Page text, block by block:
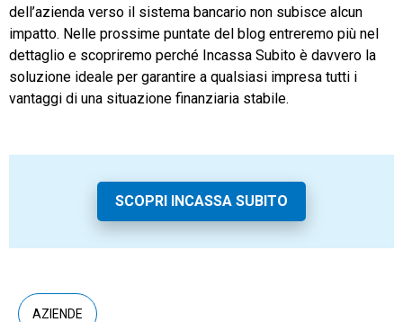
dell’azienda verso il sistema bancario non subisce alcun
impatto. Nelle prossime puntate del blog entreremo più nel
dettaglio e scopriremo perché Incassa Subito è davvero la
soluzione ideale per garantire a qualsiasi impresa tutti i
vantaggi di una situazione finanziaria stabile.
SCOPRI INCASSA SUBITO
AZIENDE